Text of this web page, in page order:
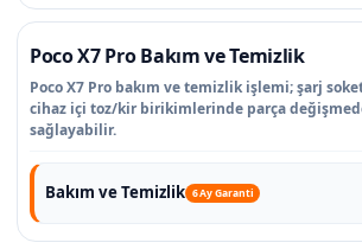
Poco X7 Pro Bakım ve Temizlik
Poco X7 Pro bakım ve temizlik işlemi; şarj
cihaz içi toz/kir birikimlerinde parça
sağlayabilir.
Bakım ve Temizlik 6 Ay Garanti